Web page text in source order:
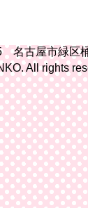
名古屋市緑区
All rights